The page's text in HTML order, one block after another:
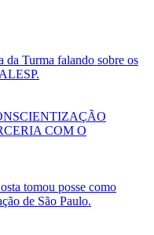
da Turma falando sobre os
COM O
tomou posse como
de São Paulo.